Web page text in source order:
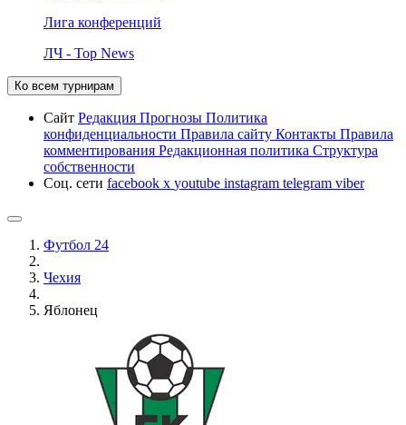
Лига конференций
ЛЧ - Top News
Ко всем турнирам
Сайт Редакция Прогнозы Политика
конфиденциальности Правила сайту Контакты Правила
комментирования Редакционная политика Структура
собственности
Соц. сети facebook x youtube instagram telegram viber
Футбол 24
Чехия
Яблонец